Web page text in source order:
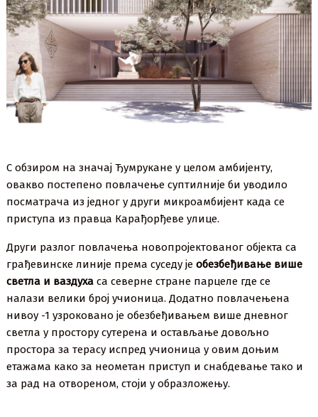
С обзиром на значај Ђумрукане у целом амбијенту,
овакво постепено повлачење суптилније би уводило
посматрача из једног у други микроамбијент када се
приступа из правца Карађорђеве улице.
Други разлог повлачења новопројектованог објекта са
грађевинске линије према суседу јеобезбеђивање више
светла и ваздуха са северне стране парцеле где се
налази велики број учионица. Додатно повлачењена
нивоу -1 узроковано је обезбеђивањем више дневног
светла у простору сутерена и остављање довољно
простора за терасу испред учионица у овим доњим
етажама како за неометан приступ и снабдевање тако и
за рад на отвореном, стоји у образложењу.